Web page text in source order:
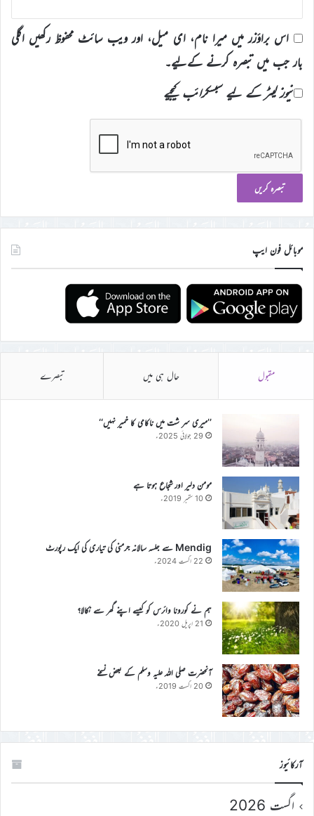
اس براؤزر میں میرا نام، ای میل، اور ویب سائٹ محفوظ رکھیں اگلی
بار جب میں تبصرہ کرنے کےلیے۔
نیوز لیٹر کے لیے سبسکرائب کیجیے
موبائل فون ایپ
مقبول حال ہی میں تبصرے
’’میری سر شت میں ناکامی کا خمیر نہیں‘‘
29 جولائی 2025ء
مومن دلیر اور شجاع ہوتا ہے
10 ستمبر 2019ء
Mendig سے جلسہ سالانہ جرمنی کی تیاری کی ایک رپورٹ
22 اگست 2024ء
ہم نے کورونا وائرس کو کیسے اپنے گھر سے نکالا؟
21 اپریل 2020ء
آنحضرت صلی اللہ علیہ وسلم کے بعض نسخے
20 اگست 2019ء
آرکائیوز
اگست 2026